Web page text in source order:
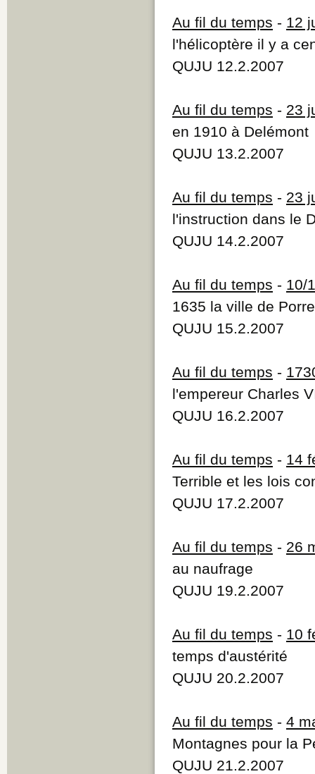
Au fil du temps - 12
l'hélicoptère il y a
QUJU 12.2.2007
Au fil du temps - 23
en 1910 à Delémont
QUJU 13.2.2007
Au fil du temps - 23
l'instruction dans le
QUJU 14.2.2007
Au fil du temps - 10/
1635 la ville de
QUJU 15.2.2007
Au fil du temps -
l'empereur Charles
QUJU 16.2.2007
Au fil du temps - 14
Terrible et les lois
QUJU 17.2.2007
Au fil du temps - 26
au naufrage
QUJU 19.2.2007
Au fil du temps - 10
temps d'austérité
QUJU 20.2.2007
Au fil du temps - 4
Montagnes pour la
QUJU 21.2.2007